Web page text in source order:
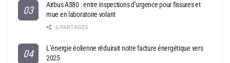
Airbus A380 : entre inspections d’urgence pour fissures et
mue en laboratoire volant
6 PARTAGES
L’énergie éolienne réduirait notre facture énergétique vers
2025